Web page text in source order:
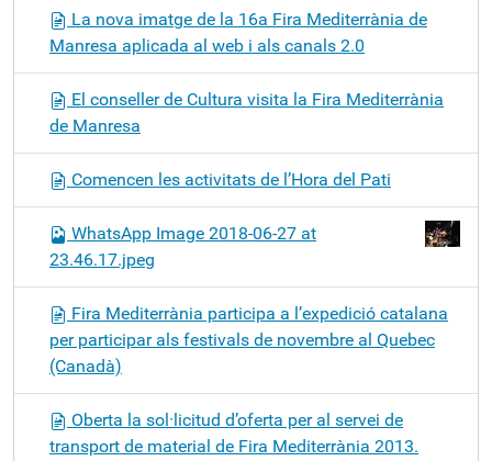
La nova imatge de la 16a Fira Mediterrània de
Manresa aplicada al web i als canals 2.0
El conseller de Cultura visita la Fira Mediterrània
de Manresa
Comencen les activitats de l’Hora del Pati
WhatsApp Image 2018-06-27 at
23.46.17.jpeg
Fira Mediterrània participa a l’expedició catalana
per participar als festivals de novembre al Quebec
(Canadà)
Oberta la sol·licitud d’oferta per al servei de
transport de material de Fira Mediterrània 2013.